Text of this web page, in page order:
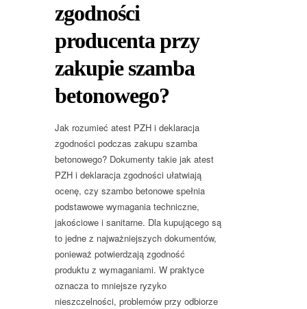
zgodności
producenta przy
zakupie szamba
betonowego?
Jak rozumieć atest PZH i deklaracja
zgodności podczas zakupu szamba
betonowego? Dokumenty takie jak atest
PZH i deklaracja zgodności ułatwiają
ocenę, czy szambo betonowe spełnia
podstawowe wymagania techniczne,
jakościowe i sanitarne. Dla kupującego są
to jedne z najważniejszych dokumentów,
ponieważ potwierdzają zgodność
produktu z wymaganiami. W praktyce
oznacza to mniejsze ryzyko
nieszczelności, problemów przy odbiorze